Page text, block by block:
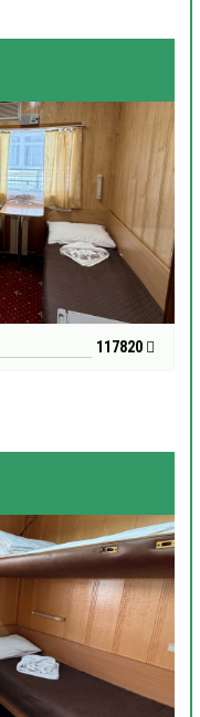
117820